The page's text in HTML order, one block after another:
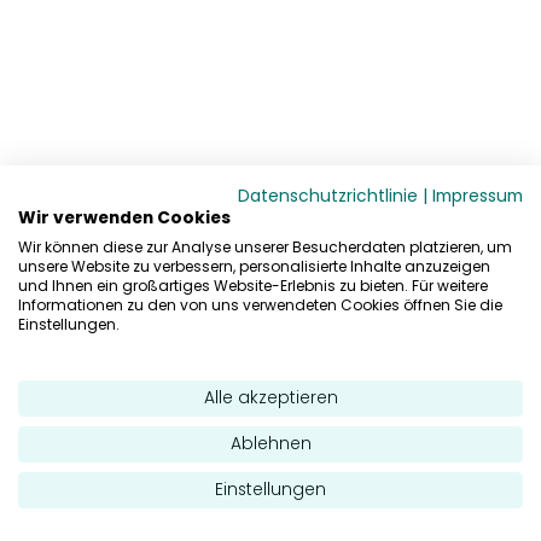
Datenschutzrichtlinie | Impressum
Wir verwenden Cookies
Wir können diese zur Analyse unserer Besucherdaten platzieren, um
unsere Website zu verbessern, personalisierte Inhalte anzuzeigen
und Ihnen ein großartiges Website-Erlebnis zu bieten. Für weitere
Informationen zu den von uns verwendeten Cookies öffnen Sie die
Einstellungen.
Alle akzeptieren
Ablehnen
Einstellungen